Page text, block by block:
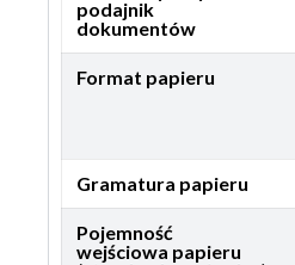
podajnik
dokumentów
Format papieru
Gramatura papieru
Pojemność
wejściowa papieru